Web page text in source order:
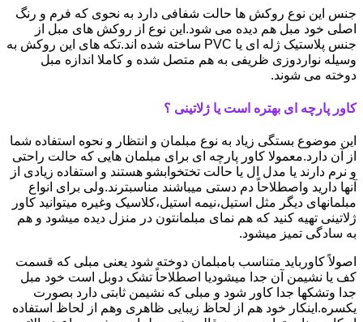
جنس این نوع روکش ها حالت شفافی دارد به نحوی که فرم و رنگ
اصلی خود مبل هم دیده می شود.این نوع از روکش های مبل از
جنس پلاستیک ژله ای یا PVC ساخته شده اند.تکه های این روکش به
وسیله نواردوزی ظریفی به هم متصل شده و کاملا اندازه مبل
دوخته می شوند.
کاور پارچه ای بهتره است یا ژلاتینی ؟
این موضوع بستگی زیاد به نوع مبلمان و انتظار و نحوه استفاده شما
از آن دارد.معمولا کاور پارچه ای برای مبلمان هایی که حالت راحتی
و نرم دارند یا مدل ال یا حالت تختخوابشو هستند و استفاده زیادی از
آنها دارید واصطلاحاً دم دستی میباشند مناسبترند.ولی برای انواع
مبلمانهای دیگر مثل استیل،نیمه استیل،کلاسیک وغیره میتوانید کاور
ژلاتینی تهیه کنید که هم نمای مبلمانتون در منزل دیده میشود و هم
به سادگی تمیز میشود.
اصولاً کاورباید متناسب بامبلمان دوخته شود یعنی مبلی که قسمت
کف یا نشیمن آن جدا میشودیا اصطلاحاً تشک دوبل است خود مبل
جدا وتشکها جدا کاور شود و مبلی که نشیمن ثابتی دارد بصورت
یکسره.اینکار خود هم از لحاظ زیبایی ظاهری وهم از لحاظ استفاده